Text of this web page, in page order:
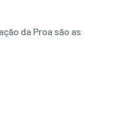
da Proa são as